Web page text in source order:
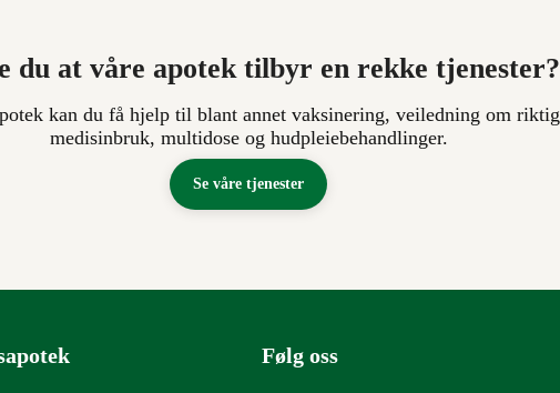
du at våre apotek tilbyr en rekke tjenester?
kan du få hjelp til blant annet vaksinering, veiledning om riktig
medisinbruk, multidose og hudpleiebehandlinger.
Se våre tjenester
Følg oss